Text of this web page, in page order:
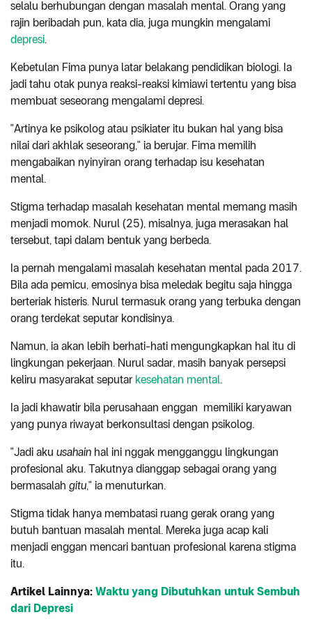
selalu berhubungan dengan masalah mental. Orang yang
rajin beribadah pun, kata dia, juga mungkin mengalami
depresi.
Kebetulan Fima punya latar belakang pendidikan biologi. Ia
jadi tahu otak punya reaksi-reaksi kimiawi tertentu yang bisa
membuat seseorang mengalami depresi.
"Artinya ke psikolog atau psikiater itu bukan hal yang bisa
nilai dari akhlak seseorang," ia berujar. Fima memilih
mengabaikan nyinyiran orang terhadap isu kesehatan
mental.
Stigma terhadap masalah kesehatan mental memang masih
menjadi momok. Nurul (25), misalnya, juga merasakan hal
tersebut, tapi dalam bentuk yang berbeda.
Ia pernah mengalami masalah kesehatan mental pada 2017.
Bila ada pemicu, emosinya bisa meledak begitu saja hingga
berteriak histeris. Nurul termasuk orang yang terbuka dengan
orang terdekat seputar kondisinya.
Namun, ia akan lebih berhati-hati mengungkapkan hal itu di
lingkungan pekerjaan. Nurul sadar, masih banyak persepsi
keliru masyarakat seputar kesehatan mental.
Ia jadi khawatir bila perusahaan enggan memiliki karyawan
yang punya riwayat berkonsultasi dengan psikolog.
"Jadi aku usahain hal ini nggak mengganggu lingkungan
profesional aku. Takutnya dianggap sebagai orang yang
bermasalah gitu," ia menuturkan.
Stigma tidak hanya membatasi ruang gerak orang yang
butuh bantuan masalah mental. Mereka juga acap kali
menjadi enggan mencari bantuan profesional karena stigma
itu.
Artikel Lainnya: Waktu yang Dibutuhkan untuk Sembuh
dari Depresi